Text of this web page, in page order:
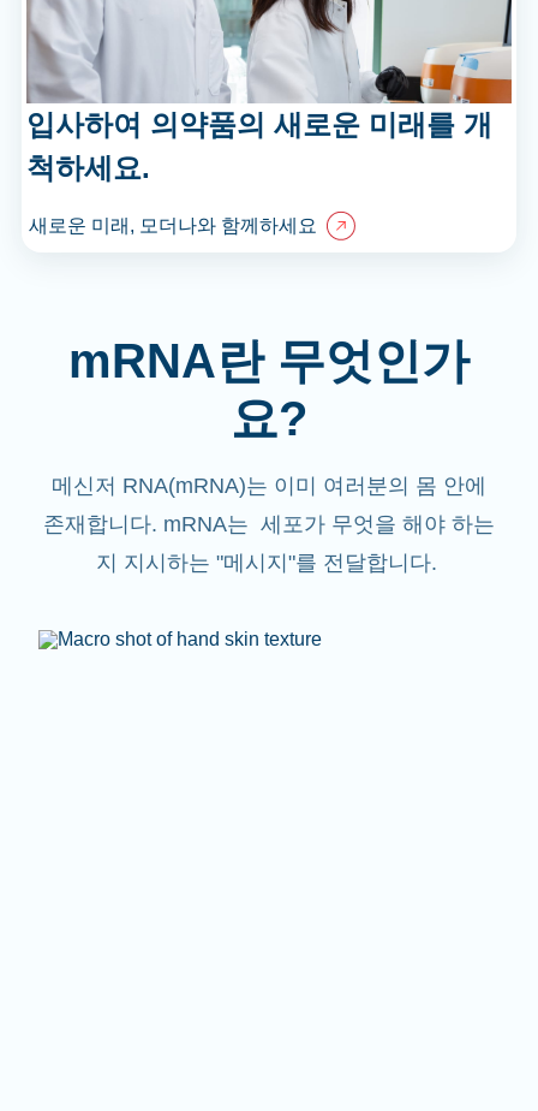
입사하여 의약품의 새로운 미래를 개
척하세요.
새로운 미래, 모더나와 함께하세요
mRNA란 무엇인가
요?
메신저 RNA(mRNA)는 이미 여러분의 몸 안에
존재합니다. mRNA는 세포가 무엇을 해야 하는
지 지시하는 "메시지"를 전달합니다.